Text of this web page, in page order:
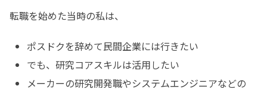
転職を始めた当時の私は、
ポスドクを辞めて民間企業には行きたい
でも、研究コアスキルは活用したい
メーカーの研究開発職やシステムエンジニアなどの